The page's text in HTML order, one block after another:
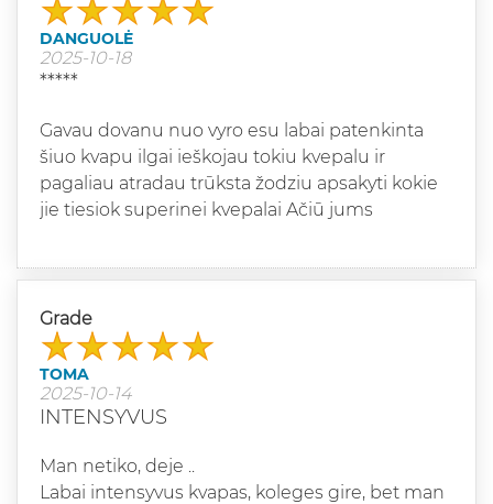
DANGUOLĖ
2025-10-18
*****
Gavau dovanu nuo vyro esu labai patenkinta
šiuo kvapu ilgai ieškojau tokiu kvepalu ir
pagaliau atradau trūksta žodziu apsakyti kokie
jie tiesiok superinei kvepalai Ačiū jums
Grade
TOMA
2025-10-14
INTENSYVUS
Man netiko, deje ..
Labai intensyvus kvapas, koleges gire, bet man